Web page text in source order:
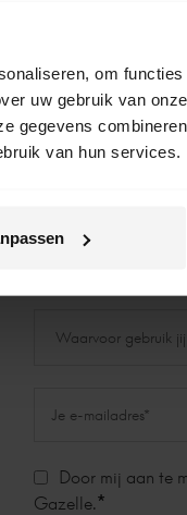
om
uw gebruik van
gegevens
van hun services.
Door mij aan te
Gazelle.*